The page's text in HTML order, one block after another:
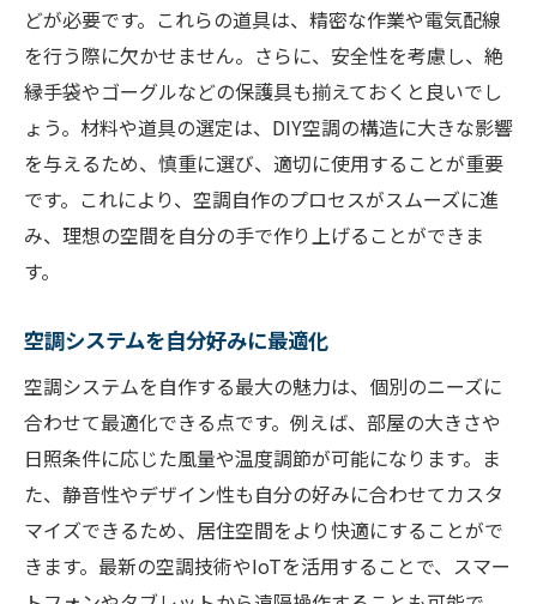
どが必要です。これらの道具は、精密な作業や電気配線
を行う際に欠かせません。さらに、安全性を考慮し、絶
縁手袋やゴーグルなどの保護具も揃えておくと良いでし
ょう。材料や道具の選定は、DIY空調の構造に大きな影響
を与えるため、慎重に選び、適切に使用することが重要
です。これにより、空調自作のプロセスがスムーズに進
み、理想の空間を自分の手で作り上げることができま
す。
空調システムを自分好みに最適化
空調システムを自作する最大の魅力は、個別のニーズに
合わせて最適化できる点です。例えば、部屋の大きさや
日照条件に応じた風量や温度調節が可能になります。ま
た、静音性やデザイン性も自分の好みに合わせてカスタ
マイズできるため、居住空間をより快適にすることがで
きます。最新の空調技術やIoTを活用することで、スマー